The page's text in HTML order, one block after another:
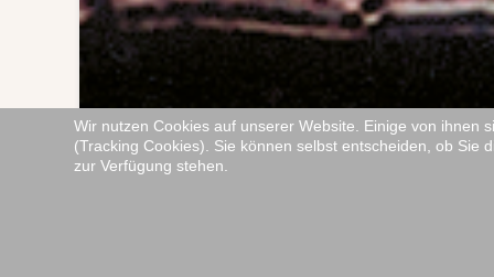
Wir nutzen Cookies auf unserer Website. Einige von ihnen
(Tracking Cookies). Sie können selbst entscheiden, ob Sie
zur Verfügung stehen.